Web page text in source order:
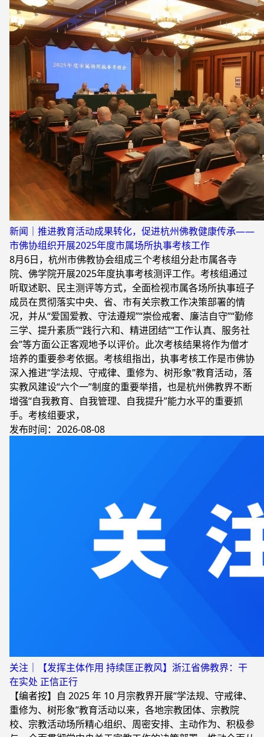
新闻｜推进教育活动成果转化，促进杭州佛教健康传承——
市佛协组织开展2025年度市属场所执事考核工作
8月6日，杭州市佛教协会组成三个考核组分赴市属各寺
院、佛学院开展2025年度执事考核测评工作。考核组通过
听取述职、民主测评等方式，全面检视市属各场所执事班子
成员在贯彻落实中央、省、市有关宗教工作决策部署的情
况，并从“爱国爱教、守法遵规”“崇俭戒奢、廉洁自守”“勤修
三学、提升素质”“践行六和、精进团结”“工作认真、服务社
会”等方面公正客观地予以评价。此次考核结果将作为僧才
培养的重要参考依据。考核组指出，执事考核工作是市佛协
深入推进“学法规、守戒律、重修为、树形象”教育活动，落
实教风建设“六个一”制度的重要举措，也是杭州佛教界不断
增强“自我教育、自我管理、自我提升”能力水平的重要抓
手。考核组要求，
发布时间：2026-08-08
关注｜【发挥主体作用 持续匡正教风】浙江省佛教界：干
在实处 正信正行
【编者按】自 2025 年 10 月宗教界开展“学法规、守戒律、
重修为、树形象”教育活动以来，各地宗教团体、宗教院
校、宗教活动场所精心组织、周密安排、主动作为、积极参